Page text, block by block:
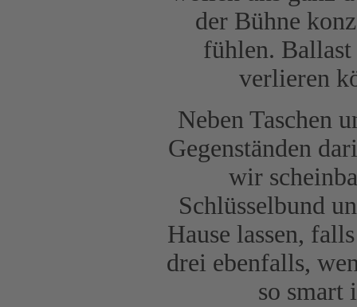
der Bühne
fühlen. Ballast
verlieren
Neben Taschen
Gegenständen
wir
Schlüsselbund
Hause lassen,
drei ebenfalls,
so smart